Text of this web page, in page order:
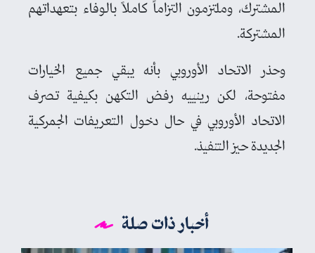
المشترك، وملتزمون التزاماً كاملاً بالوفاء بتعهداتهم
المشتركة.
وحذر الاتحاد الأوروبي بأنه يبقي جميع الخيارات
مفتوحة، لكن رينييه رفض التكهن بكيفية تصرف
الاتحاد الأوروبي في حال دخول التعريفات الجمركية
الجديدة حيز التنفيذ.
أخبار ذات صلة